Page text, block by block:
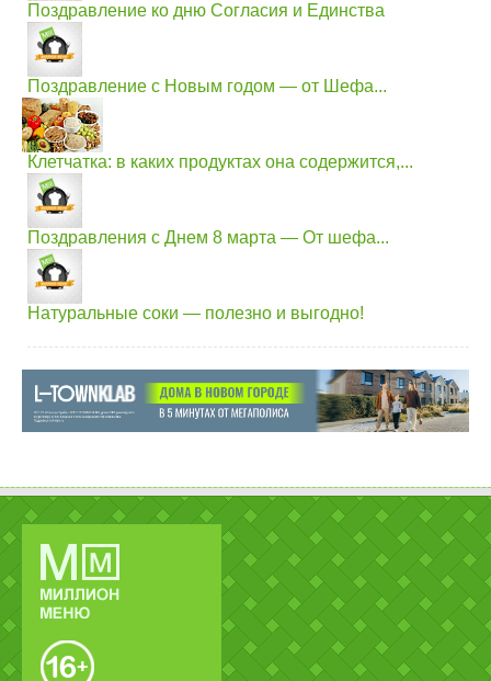
Поздравление ко дню Согласия и Единства
Поздравление с Новым годом — от Шефа...
Клетчатка: в каких продуктах она содержится,...
Поздравления с Днем 8 марта — От шефа...
Натуральные соки — полезно и выгодно!